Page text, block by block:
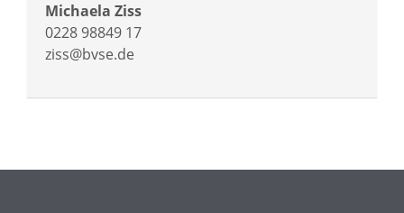
Michaela Ziss
0228 98849 17
ziss@bvse.de